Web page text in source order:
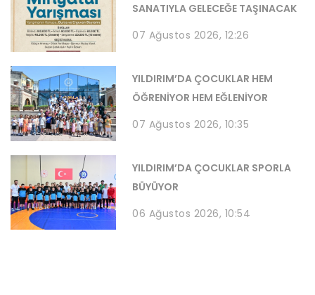
SANATIYLA GELECEĞE TAŞINACAK
07 Ağustos 2026, 12:26
YILDIRIM’DA ÇOCUKLAR HEM
ÖĞRENİYOR HEM EĞLENİYOR
07 Ağustos 2026, 10:35
YILDIRIM’DA ÇOCUKLAR SPORLA
BÜYÜYOR
06 Ağustos 2026, 10:54